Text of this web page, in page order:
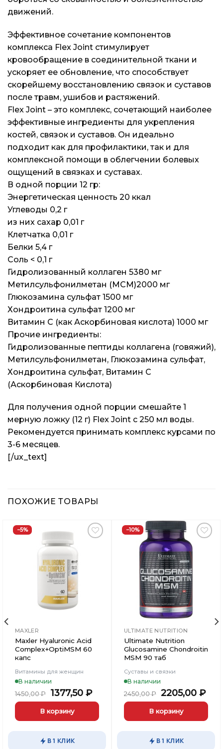
движений.
Эффективное сочетание компонентов
комплекса Flex Joint стимулирует
кровообращение в соединительной ткани и
ускоряет ее обновление, что способствует
скорейшему восстановлению связок и суставов
после травм, ушибов и растяжений.
Flex Joint – это комплекс, сочетающий наиболее
эффективные ингредиенты для укрепления
костей, связок и суставов. Он идеально
подходит как для профилактики, так и для
комплексной помощи в облегчении болевых
ощущений в связках и суставах.
В одной порции 12 гр:
Энергетическая ценность 20 ккал
Углеводы 0,2 г
из них сахар 0,01 г
Клетчатка 0,01 г
Белки 5,4 г
Соль < 0,1 г
Гидролизованный коллаген 5380 мг
Метилсульфонилметан (МСМ)2000 мг
Глюкозамина сульфат 1500 мг
Хондроитина сульфат 1200 мг
Витамин C (как Аскорбиновая кислота) 1000 мг
Прочие ингредиенты:
Гидролизованные пептиды коллагена (говяжий),
Метилсульфонилметан, Глюкозамина сульфат,
Хондроитина сульфат, Витамин C
(Аскорбиновая Кислота)
Для получения одной порции смешайте 1
мерную ложку (12 г) Flex Joint с 250 мл воды.
Рекомендуется принимать комплекс курсами по
3-6 месяцев.
[/ux_text]
ПОХОЖИЕ ТОВАРЫ
−5%
Добавить
Вишлист
MAXLER
Maxler Hyaluronic Acid
Complex+OptiMSM 60
капс
Витамины для женщин
В наличии
1450,00₽
Первоначальная
цена
составляла
1450,00 ₽.
1377,50 ₽Текущая
цена:
В корзину
В 1 КЛИК
−10%
Добавить
Вишлист
ULTIMATE NUTRITION
Ultimate Nutrition
Glucosamine Chondroitin
MSM 90 таб
Суставы и связки
В наличии
2450,00₽
цена
составляла
2450,00 ₽.
2205,00 ₽
В корзину
В 1 КЛИК